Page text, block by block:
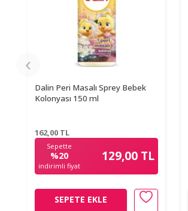
Dalin Peri Masalı Sprey Bebek
Kolonyası 150 ml
162,00 TL
Sepette
%20
indirimli fiyat
129,00 TL
SEPETE EKLE